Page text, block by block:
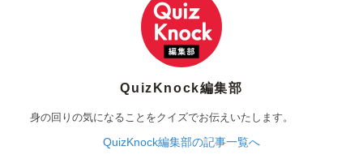
QuizKnock編集部
身の回りの気になることをクイズでお伝えいたします。
QuizKnock編集部の記事一覧へ